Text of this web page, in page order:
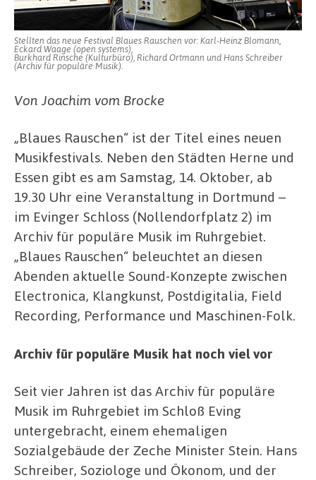
Stellten das neue Festival Blaues Rauschen vor: Karl-Heinz Blomann,
Eckard Waage (open systems),
Burkhard Rinsche (Kulturbüro), Richard Ortmann und Hans Schreiber
(Archiv für populäre Musik).
Von Joachim vom Brocke
„Blaues Rauschen“ ist der Titel eines neuen
Musikfestivals. Neben den Städten Herne und
Essen gibt es am Samstag, 14. Oktober, ab
19.30 Uhr eine Veranstaltung in Dortmund –
im Evinger Schloss (Nollendorfplatz 2) im
Archiv für populäre Musik im Ruhrgebiet.
„Blaues Rauschen“ beleuchtet an diesen
Abenden aktuelle Sound-Konzepte zwischen
Electronica, Klangkunst, Postdigitalia, Field
Recording, Performance und Maschinen-Folk.
Archiv für populäre Musik hat noch viel vor
Seit vier Jahren ist das Archiv für populäre
Musik im Ruhrgebiet im Schloß Eving
untergebracht, einem ehemaligen
Sozialgebäude der Zeche Minister Stein. Hans
Schreiber, Soziologe und Ökonom, und der